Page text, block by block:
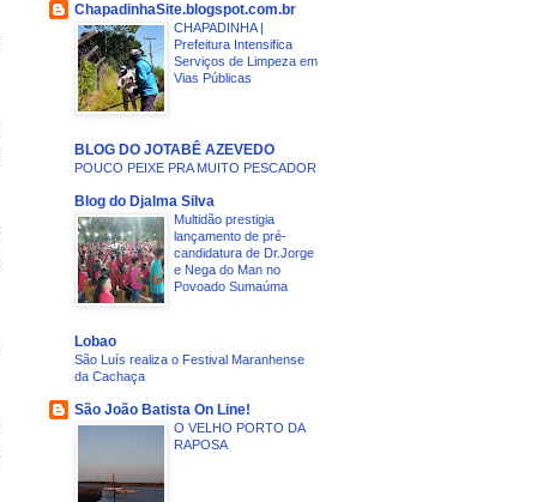
ChapadinhaSite.blogspot.com.br
CHAPADINHA |
Prefeitura Intensifica
Serviços de Limpeza em
Vias Públicas
BLOG DO JOTABÊ AZEVEDO
POUCO PEIXE PRA MUITO PESCADOR
Blog do Djalma Silva
Multidão prestigia
lançamento de pré-
candidatura de Dr.Jorge
e Nega do Man no
Povoado Sumaúma
Lobao
São Luís realiza o Festival Maranhense
da Cachaça
São João Batista On Line!
O VELHO PORTO DA
RAPOSA